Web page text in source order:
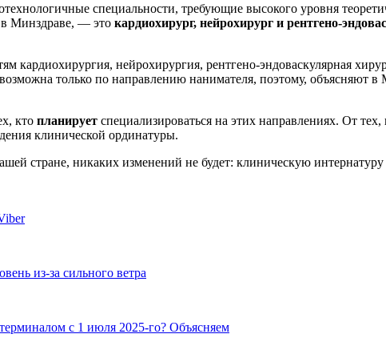
специальности, требующие высокого уровня
в Минздраве, — это кардиохирург, нейрохирург и рентгено-
кардиохирургия, нейрохирургия, рентгено-эндоваскулярная
только по направлению нанимателя, поэтому, объясняют
кто планирует специализироваться на этих направлениях. От тех,
клинической ординатуры.
стране, никаких изменений не будет: клиническую
из-за сильного ветра
с 1 июля 2025-го? Объясняем